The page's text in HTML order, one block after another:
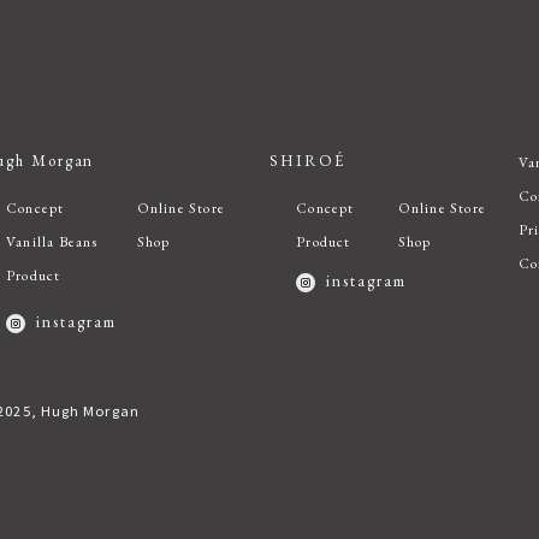
Morgan
Concept
Vanilla Beans
Product
Online Store
Shop
instagram
SHIROÉ
Concept
Product
Online Store
Shop
instagram
Hugh Morgan